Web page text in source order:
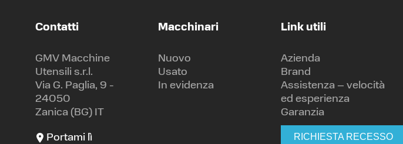
Contatti
GMV Macchine
Utensili s.r.l.
Via G. Paglia, 9 -
24050
Zanica (BG) IT
Portami lì
Macchinari
Nuovo
Usato
In evidenza
Link utili
Azienda
Brand
Assistenza – velocità
ed esperienza
Garanzia
RICHIESTA RECESSO